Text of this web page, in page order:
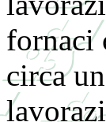
fornaci
circa